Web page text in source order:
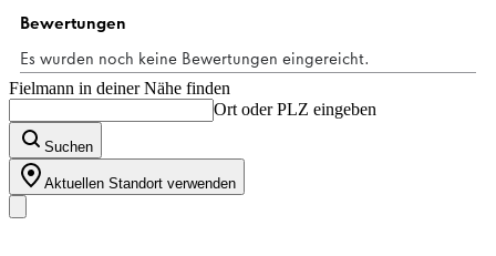
Bewertung
Fielmann in deiner Nähe finden
Ort oder PLZ eingeben
Suchen
Aktuellen Standort verwenden